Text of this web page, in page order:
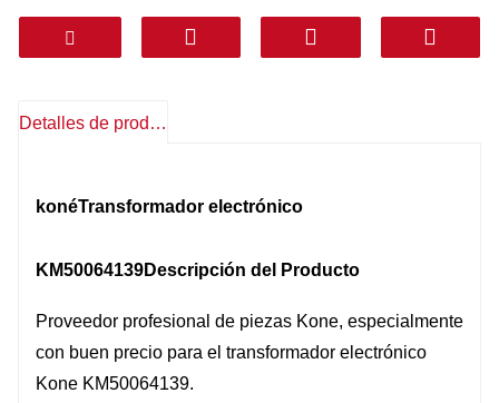
gratuitamente
Servicio postventa: Soporte técnico,
Transporte: DHL FEDEX TNT UPS AREMEX
(KSA, Emiratos Árabes Unidos, Qatar, etc.),
Detalles de producto
konéTransformador electrónico
KM50064139Descripción del Producto
Proveedor profesional de piezas Kone, especialmente
con buen precio para el transformador electrónico
Kone KM50064139.